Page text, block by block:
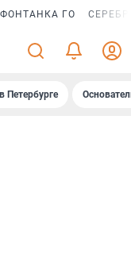
ФОНТАНКА ГО
Петербурге